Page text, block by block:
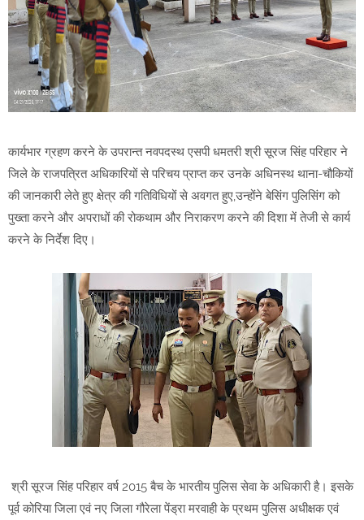
कार्यभार ग्रहण करने के उपरान्त नवपदस्थ एसपी धमतरी श्री सूरज सिंह परिहार ने
जिले के राजपत्रित अधिकारियों से परिचय प्राप्त कर उनके अधिनस्थ थाना-चौकियों
की जानकारी लेते हुए क्षेत्र की गतिविधियों से अवगत हुए,उन्होंने बेसिंग पुलिसिंग को
पुख्ता करने और अपराधों की रोकथाम और निराकरण करने की दिशा में तेजी से कार्य
करने के निर्देश दिए।
श्री सूरज सिंह परिहार वर्ष 2015 बैच के भारतीय पुलिस सेवा के अधिकारी है। इसके
पूर्व कोरिया जिला एवं नए जिला गौरेला पेंड्रा मरवाही के प्रथम पुलिस अधीक्षक एवं